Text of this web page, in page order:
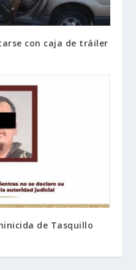
con caja de tráiler
de Tasquillo